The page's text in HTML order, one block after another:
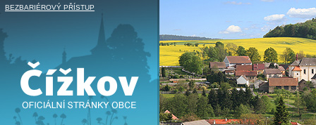
BEZBARIÉROVÝ PŘÍSTUP